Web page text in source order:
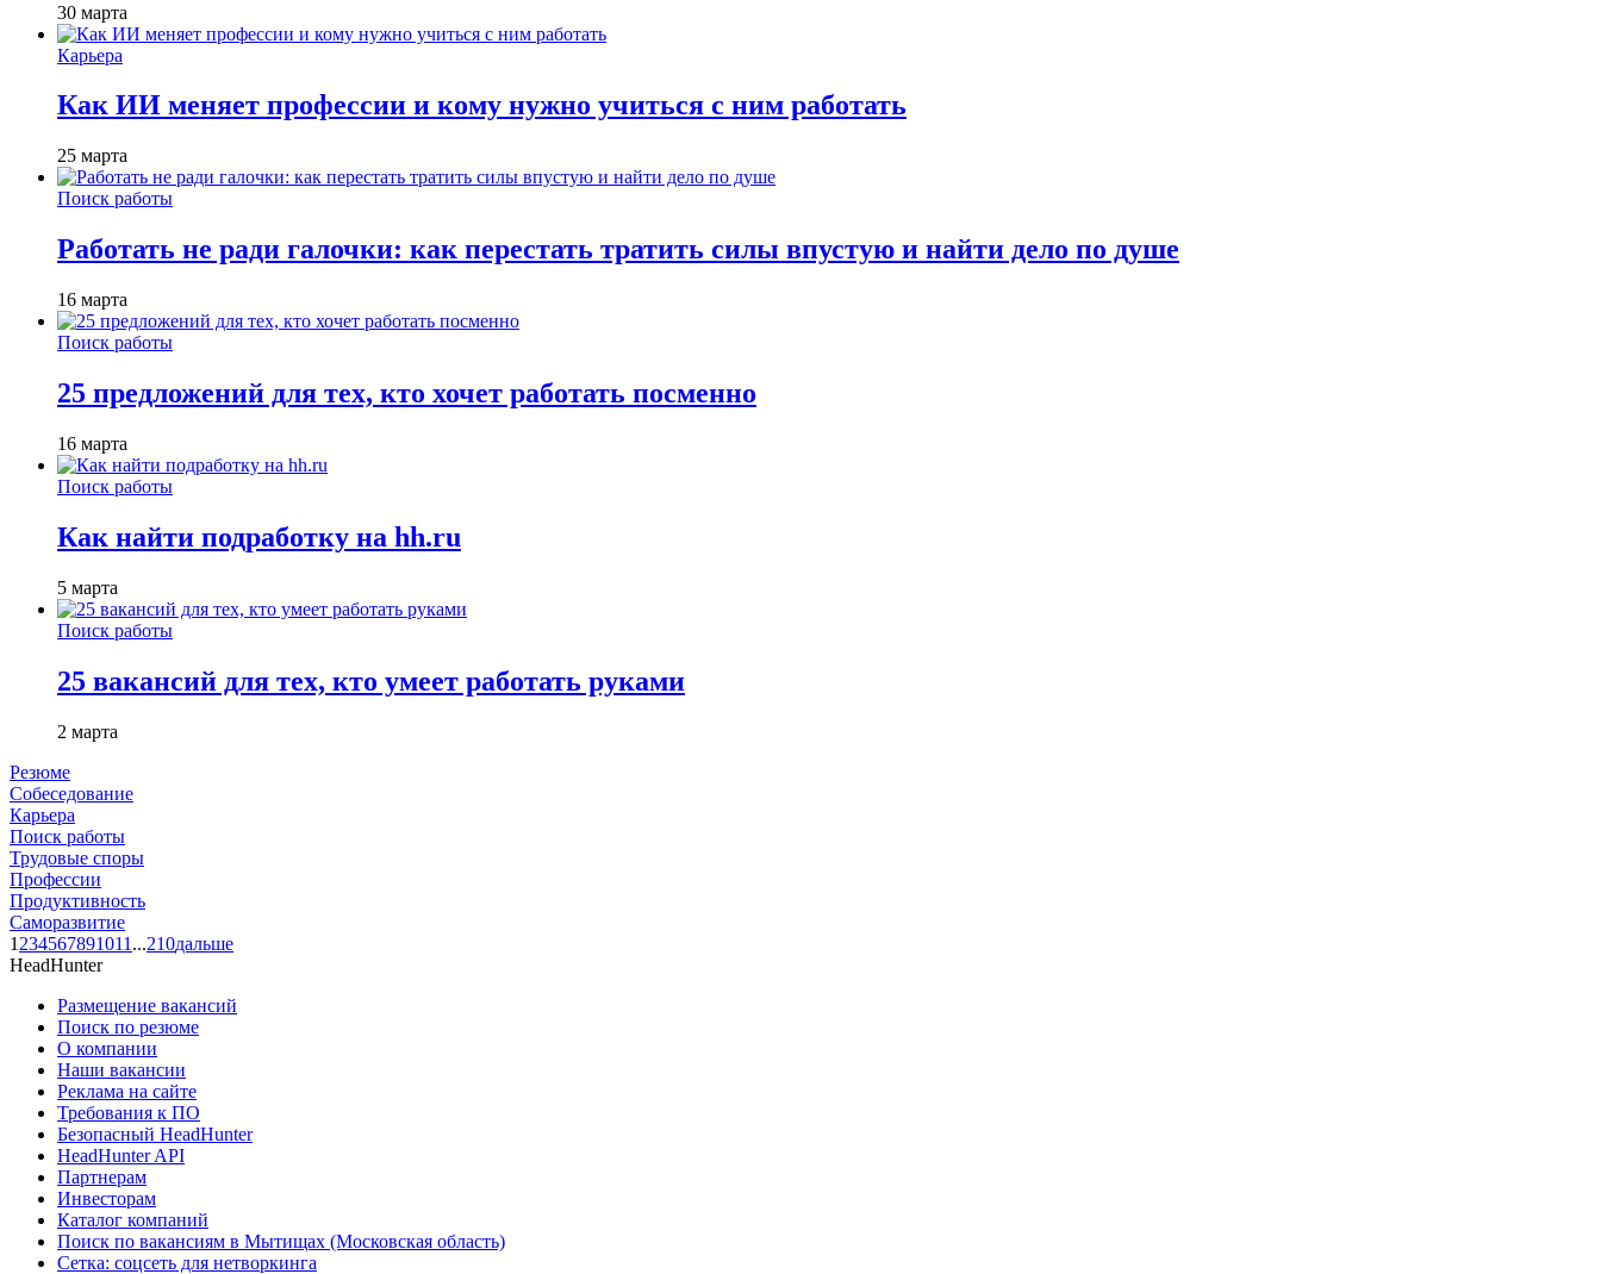
30 марта
Карьера
Как ИИ меняет профессии и кому нужно учиться с ним работать
25 марта
Поиск работы
Работать не ради галочки: как перестать тратить силы впустую и найти дело по душе
16 марта
Поиск работы
25 предложений для тех, кто хочет работать посменно
16 марта
Поиск работы
Как найти подработку на hh.ru
5 марта
Поиск работы
25 вакансий для тех, кто умеет работать руками
2 марта
Резюме
Собеседование
Карьера
Поиск работы
Трудовые споры
Профессии
Продуктивность
Саморазвитие
1 234567891011 ...210дальше
HeadHunter
Размещение вакансий
Поиск по резюме
О компании
Наши вакансии
Реклама на сайте
Требования к ПО
Безопасный HeadHunter
HeadHunter API
Партнерам
Инвесторам
Каталог компаний
Поиск по вакансиям в Мытищах (Московская область)
Сетка: соцсеть для нетворкинга